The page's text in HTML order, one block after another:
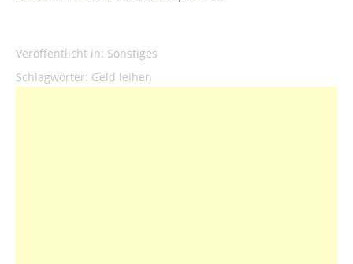
Veröffentlicht in: Sonstiges
Schlagwörter: Geld leihen